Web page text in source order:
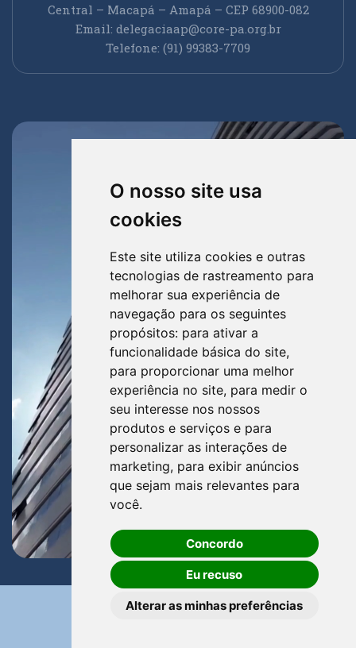
O nosso site usa
cookies
Este site utiliza cookies e outras
tecnologias de rastreamento para
melhorar sua experiência de
navegação para os seguintes
propósitos: para ativar a
funcionalidade básica do site,
para proporcionar uma melhor
experiência no site, para medir o
seu interesse nos nossos
produtos e serviços e para
personalizar as interações de
marketing, para exibir anúncios
que sejam mais relevantes para
você.
Concordo
Eu recuso
Alterar as minhas preferências
Central – Macapá – Amapá – CEP 68900-082
Email: delegaciaap@core-pa.org.br
Telefone: (91) 99383-7709